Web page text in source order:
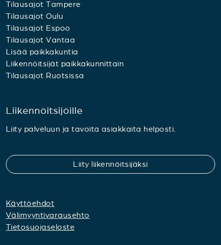
Tilausajot Tampere
Tilausajot Oulu
Tilausajot Espoo
Tilausajot Vantaa
Lisää paikkakuntia
Liikennöitsijät paikkakunnittain
Tilausajot Ruotsissa
Liikennöitsijöille
Liity palveluun ja tavoita asiakkaita helposti.
Liity liikennöitsijäksi
Käyttöehdot
Välimyyntivarausehto
Tietosuojaseloste